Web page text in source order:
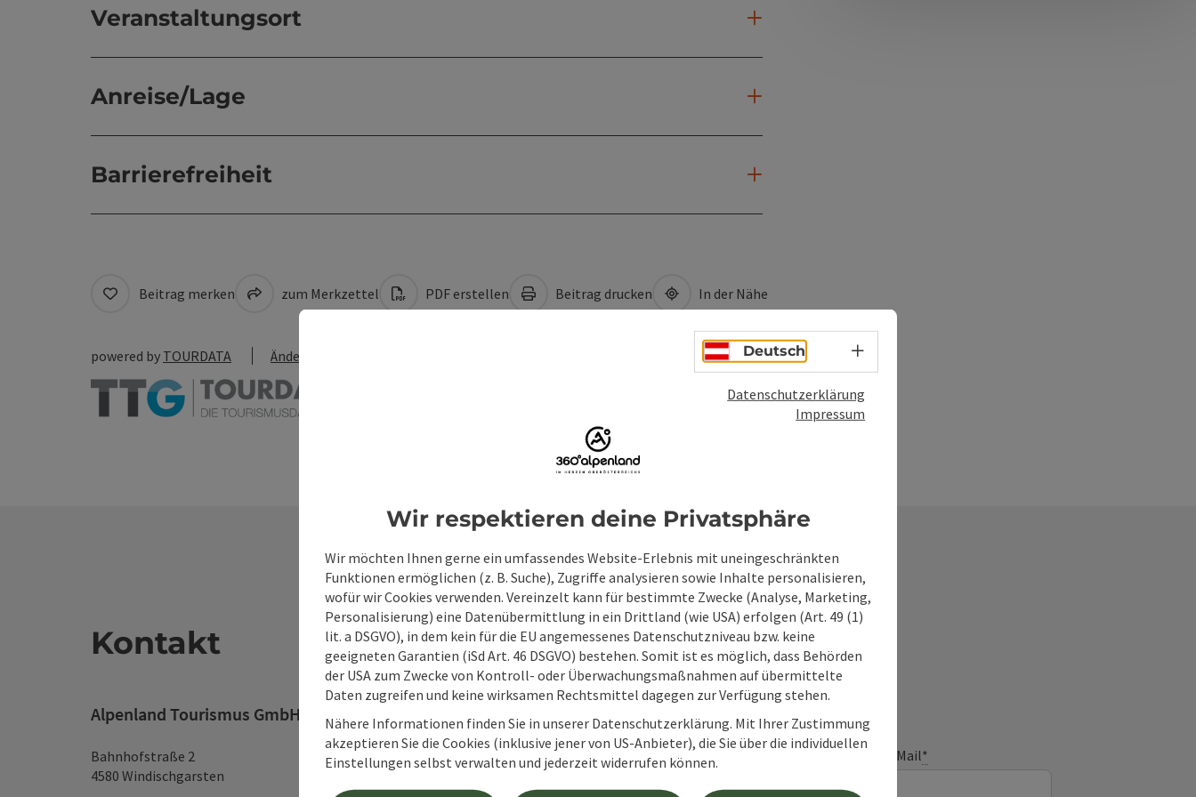
Veranstaltungsort
Anreise/Lage
Barrierefreiheit
Beitrag merken zum Merkzettel PDF erstellen Beitrag drucken In der Nähe
powered by TOURDATA Änderung vorschlagen
Kontakt
Alpenland Tourismus GmbH
Bahnhofstraße 2
4580 Windischgarsten
Unverbindliche Anfrage
Vorname Nachname E-Mail*
Deutsch Sprachwahl - Menü öffnen
Datenschutzerklärung
Impressum
Wir respektieren deine Privatsphäre
Wir möchten Ihnen gerne ein umfassendes Website-Erlebnis mit uneingeschränkten
Funktionen ermöglichen (z. B. Suche), Zugriffe analysieren sowie Inhalte personalisieren,
wofür wir Cookies verwenden. Vereinzelt kann für bestimmte Zwecke (Analyse, Marketing,
Personalisierung) eine Datenübermittlung in ein Drittland (wie USA) erfolgen (Art. 49 (1)
lit. a DSGVO), in dem kein für die EU angemessenes Datenschutzniveau bzw. keine
geeigneten Garantien (iSd Art. 46 DSGVO) bestehen. Somit ist es möglich, dass Behörden
der USA zum Zwecke von Kontroll- oder Überwachungsmaßnahmen auf übermittelte
Daten zugreifen und keine wirksamen Rechtsmittel dagegen zur Verfügung stehen.
Nähere Informationen finden Sie in unserer Datenschutzerklärung. Mit Ihrer Zustimmung
akzeptieren Sie die Cookies (inklusive jener von US-Anbieter), die Sie über die individuellen
Einstellungen selbst verwalten und jederzeit widerrufen können.